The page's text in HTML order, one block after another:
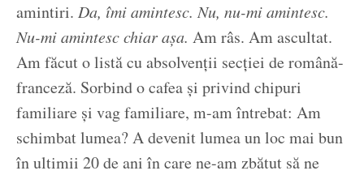
amintiri. Da, îmi amintesc. Nu, nu-mi amintesc.
Nu-mi amintesc chiar așa. Am râs. Am ascultat.
Am făcut o listă cu absolvenții secției de română-
franceză. Sorbind o cafea și privind chipuri
familiare și vag familiare, m-am întrebat: Am
schimbat lumea? A devenit lumea un loc mai bun
în ultimii 20 de ani în care ne-am zbătut să ne